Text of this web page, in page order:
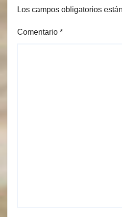
Los campos obligatorios
Comentario *